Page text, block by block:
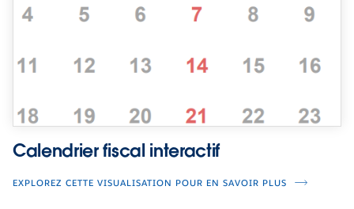
Calendrier fiscal interactif
EXPLOREZ CETTE VISUALISATION POUR EN SAVOIR PLUS